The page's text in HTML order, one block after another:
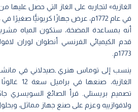
الغازية» لتجاربه على الغاز التي حصل
في عام 1772م، عرض جهازًا كربونيًّا
أنه بمساعدة المضخة، ستكون المياه مشربة
قدم الكيميائي الفرنسي أنطوان لوران
1773م.
ينسب إلى توماس هنري ۔صيدلاني في مانشستر
الغازية،
تصميم بريستلي. قرأ الصائغ السويسري